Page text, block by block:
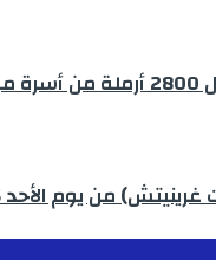
.
يوم الأحد 5 ماي المقبل ..